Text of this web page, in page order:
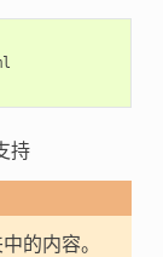
持
的内容。